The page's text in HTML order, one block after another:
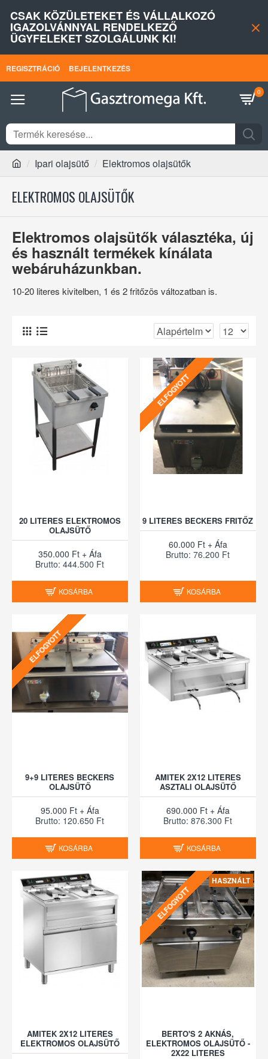
CSAK KÖZÜLETEKET ÉS VÁLLALKOZÓ
IGAZOLVÁNNYAL RENDELKEZŐ
ÜGYFELEKET SZOLGÁLUNK KI!
REGISZTRÁCIÓ BEJELENTKEZÉS
0
Ipari olajsütő Elektromos olajsütők
ELEKTROMOS OLAJSÜTŐK
Elektromos olajsütők választéka, új
és használt termékek kínálata
webáruházunkban.
10-20 literes kivitelben, 1 és 2 fritőzös változatban is.
20 LITERES ELEKTROMOS
OLAJSÜTŐ
350.000 Ft + Áfa
Brutto: 444.500 Ft
KOSÁRBA
ELFOGYOTT
9 LITERES BECKERS FRITŐZ
60.000 Ft + Áfa
Brutto: 76.200 Ft
KOSÁRBA
ELFOGYOTT
9+9 LITERES BECKERS
OLAJSÜTŐ
95.000 Ft + Áfa
Brutto: 120.650 Ft
KOSÁRBA
AMITEK 2X12 LITERES
ASZTALI OLAJSÜTŐ
690.000 Ft + Áfa
Brutto: 876.300 Ft
KOSÁRBA
AMITEK 2X12 LITERES
ELEKTROMOS OLAJSÜTŐ
HASZNÁLT
ELFOGYOTT
BERTO'S 2 AKNÁS,
ELEKTROMOS OLAJSÜTŐ -
2X22 LITERES